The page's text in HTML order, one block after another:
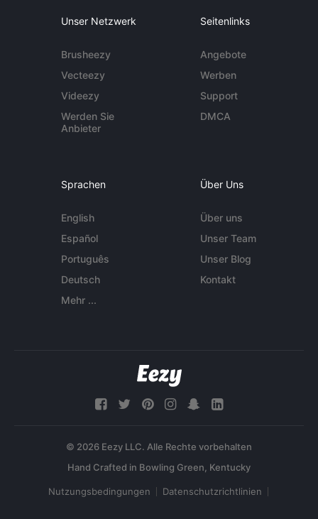
Unser Netzwerk
Brusheezy
Vecteezy
Videezy
Werden Sie
Anbieter
Seitenlinks
Angebote
Werben
Support
DMCA
Sprachen
English
Español
Português
Deutsch
Mehr ...
Über Uns
Über uns
Unser Team
Unser Blog
Kontakt
© 2026 Eezy LLC. Alle Rechte vorbehalten
Nutzungsbedingungen Datenschutzrichtlinien